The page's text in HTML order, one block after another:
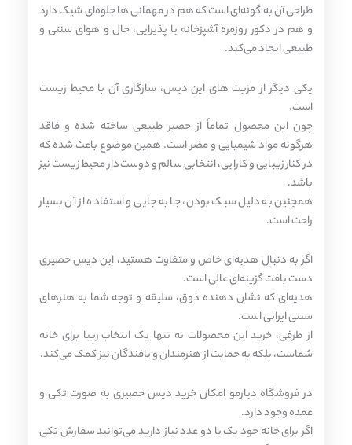
طراحی آن به گونه‌ای است که هم در مهمانی‌ ها جلوه‌ای شیک دارد
و هم در دکور روزمره آشپزخانه یا پذیرایی، حال و هوای سنتی و
طبیعی ایجاد می‌کند.
یکی دیگر از مزیت‌ های این دیس، سازگاری آن با محیط زیست
است.
چون این محصول تماماً از حصیر طبیعی ساخته شده و فاقد
هرگونه مواد شیمیایی و مضر است. همین موضوع باعث شده که
در کنار زیبایی و کارایی، انتخابی سالم و دوست‌دار محیط زیست نیز
باشد.
همچنین به دلیل سبک بودن، جا به‌ جایی و استفاده از آن بسیار
راحت است.
اگر به دنبال هدیه‌ای خاص و متفاوت هستید، این دیس حصیری
دست‌ بافت گزینه‌ای عالی است.
هدیه‌ای که نشان‌ دهنده ذوق، سلیقه و توجه شما به هنرهای
سنتی ایرانی است.
از طرفی، خرید این محصولات نه تنها یک انتخاب زیبا برای خانه
شماست، بلکه به حمایت از هنرمندان و بافندگان نیز کمک می‌کند.
در فروشگاه دیارمو امکان خرید دیس حصیری به صورت تکی و
عمده وجود دارد.
اگر برای خانه خود یک یا دو عدد نیاز دارید می‌توانید سفارش تکی